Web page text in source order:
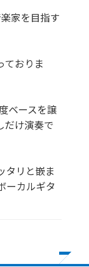
家を目指す
ておりま
ベースを譲
だけ演奏で
タリと嵌ま
ーカルギタ